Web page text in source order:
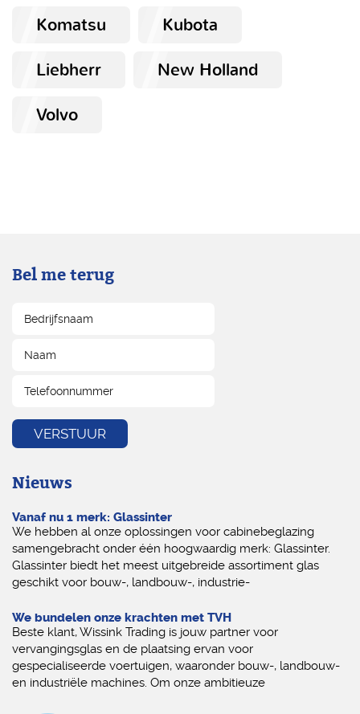
Komatsu
Kubota
Liebherr
New Holland
Volvo
Bel me terug
Nieuws
Vanaf nu 1 merk: Glassinter
We hebben al onze oplossingen voor cabinebeglazing
samengebracht onder één hoogwaardig merk: Glassinter.
Glassinter biedt het meest uitgebreide assortiment glas
geschikt voor bouw-, landbouw-, industrie-
We bundelen onze krachten met TVH
Beste klant, Wissink Trading is jouw partner voor
vervangingsglas en de plaatsing ervan voor
gespecialiseerde voertuigen, waaronder bouw-, landbouw-
en industriële machines. Om onze ambitieuze